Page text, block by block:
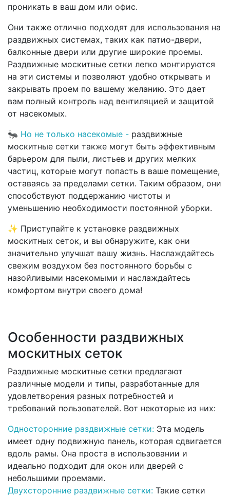
проникать в ваш дом или офис.
Они также отлично подходят для использования на
раздвижных системах, таких как патио-двери,
балконные двери или другие широкие проемы.
Раздвижные москитные сетки легко монтируются
на эти системы и позволяют удобно открывать и
закрывать проем по вашему желанию. Это дает
вам полный контроль над вентиляцией и защитой
от насекомых.
🐜 Но не только насекомые - раздвижные
москитные сетки также могут быть эффективным
барьером для пыли, листьев и других мелких
частиц, которые могут попасть в ваше помещение,
оставаясь за пределами сетки. Таким образом, они
способствуют поддержанию чистоты и
уменьшению необходимости постоянной уборки.
✨ Приступайте к установке раздвижных
москитных сеток, и вы обнаружите, как они
значительно улучшат вашу жизнь. Наслаждайтесь
свежим воздухом без постоянного борьбы с
назойливыми насекомыми и наслаждайтесь
комфортом внутри своего дома!
Особенности раздвижных
москитных сеток
Раздвижные москитные сетки предлагают
различные модели и типы, разработанные для
удовлетворения разных потребностей и
требований пользователей. Вот некоторые из них:
Односторонние раздвижные сетки: Эта модель
имеет одну подвижную панель, которая сдвигается
вдоль рамы. Она проста в использовании и
идеально подходит для окон или дверей с
небольшими проемами.
Двухсторонние раздвижные сетки: Такие сетки